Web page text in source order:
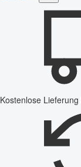
Kostenlose Lieferung